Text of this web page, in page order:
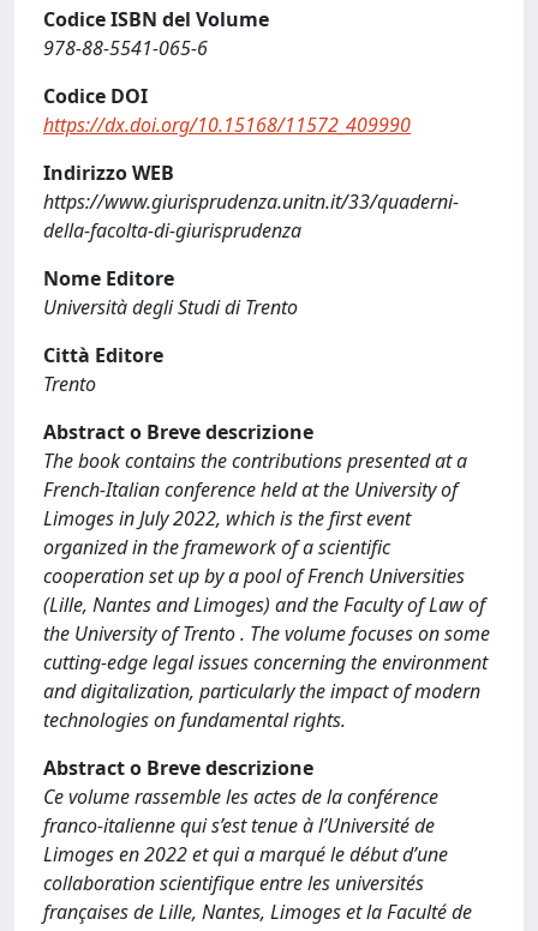
Codice ISBN del Volume
978-88-5541-065-6
Codice DOI
https://dx.doi.org/10.15168/11572_409990
Indirizzo WEB
https://www.giurisprudenza.unitn.it/33/quaderni-
della-facolta-di-giurisprudenza
Nome Editore
Università degli Studi di Trento
Città Editore
Trento
Abstract o Breve descrizione
The book contains the contributions presented at a
French-Italian conference held at the University of
Limoges in July 2022, which is the first event
organized in the framework of a scientific
cooperation set up by a pool of French Universities
(Lille, Nantes and Limoges) and the Faculty of Law of
the University of Trento . The volume focuses on some
cutting-edge legal issues concerning the environment
and digitalization, particularly the impact of modern
technologies on fundamental rights.
Abstract o Breve descrizione
Ce volume rassemble les actes de la conférence
franco-italienne qui s’est tenue à l’Université de
Limoges en 2022 et qui a marqué le début d’une
collaboration scientifique entre les universités
françaises de Lille, Nantes, Limoges et la Faculté de